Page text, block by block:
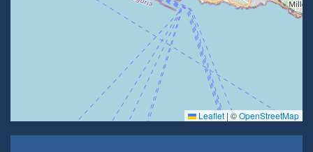
Leaflet | ©OpenStreetMap